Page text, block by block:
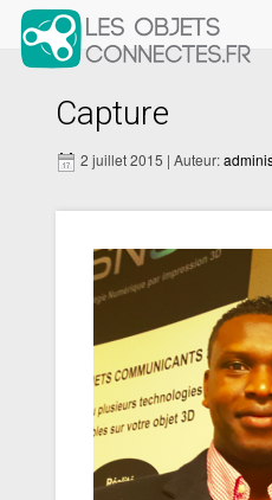
Capture
2 juillet 2015 | Auteur: